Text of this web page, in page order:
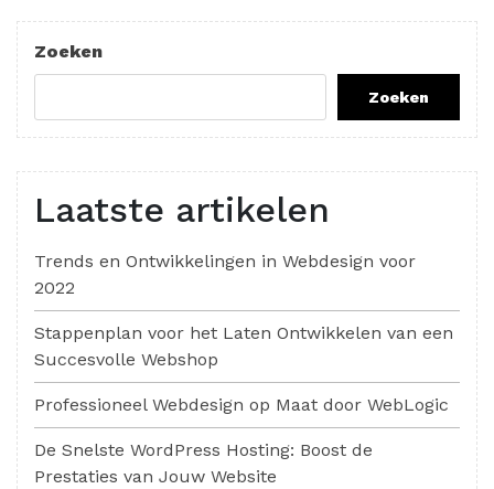
Zoeken
Zoeken
Laatste artikelen
Trends en Ontwikkelingen in Webdesign voor
2022
Stappenplan voor het Laten Ontwikkelen van een
Succesvolle Webshop
Professioneel Webdesign op Maat door WebLogic
De Snelste WordPress Hosting: Boost de
Prestaties van Jouw Website